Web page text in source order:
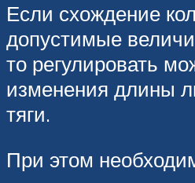
Если схождение
допустимые
то регулировать
изменения длины
тяги.
При этом